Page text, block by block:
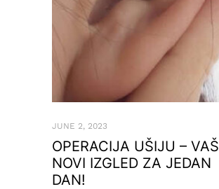
JUNE 2, 2023
OPERACIJA UŠIJU – VAŠ
NOVI IZGLED ZA JEDAN
DAN!